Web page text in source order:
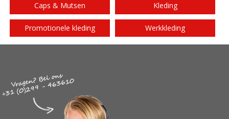
Caps & Mutsen Kleding
Promotionele kleding Werkkleding